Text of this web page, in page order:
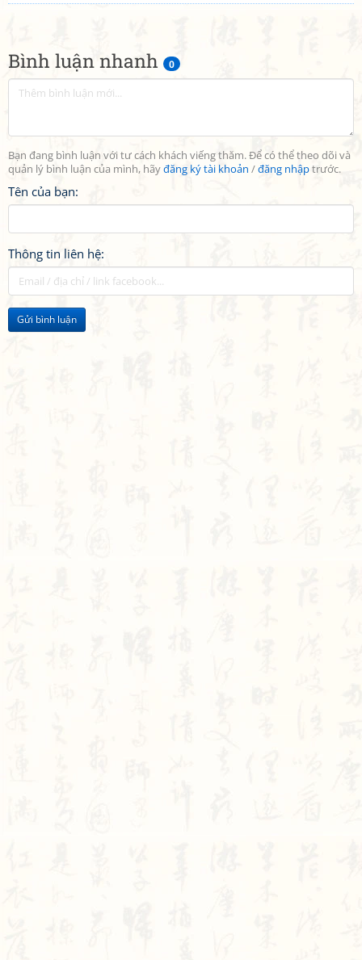
Bình luận nhanh 0
Bạn đang bình luận với tư cách khách viếng thăm. Để có thể theo dõi và
quản lý bình luận của mình, hãyđăng ký tài khoản /đăng nhậptrước.
Tên của bạn:
Thông tin liên hệ:
Gửi bình luận